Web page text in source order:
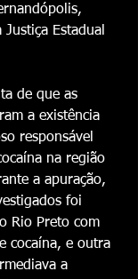
Estadual
de que as
a existência
responsável
na região
a apuração,
foi
Rio Preto com
cocaína, e outra
a